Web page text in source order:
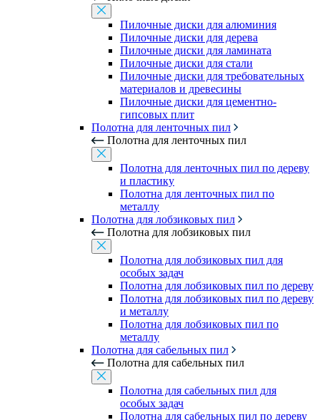
Пилочные диски для алюминия
Пилочные диски для дерева
Пилочные диски для ламината
Пилочные диски для стали
Пилочные диски для требовательных
материалов и древесины
Пилочные диски для цементно-
гипсовых плит
Полотна для ленточных пил
Полотна для ленточных пил
Полотна для ленточных пил по дереву
и пластику
Полотна для ленточных пил по
металлу
Полотна для лобзиковых пил
Полотна для лобзиковых пил
Полотна для лобзиковых пил для
особых задач
Полотна для лобзиковых пил по дереву
Полотна для лобзиковых пил по дереву
и металлу
Полотна для лобзиковых пил по
металлу
Полотна для сабельных пил
Полотна для сабельных пил
Полотна для сабельных пил для
особых задач
Полотна для сабельных пил по дереву